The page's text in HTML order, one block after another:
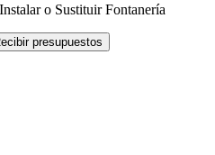
o Sustituir Fontanería
presupuestos